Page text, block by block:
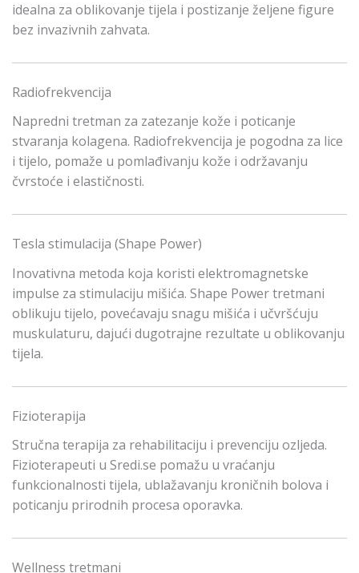
idealna za oblikovanje tijela i postizanje željene figure
bez invazivnih zahvata.
Radiofrekvencija
Napredni tretman za zatezanje kože i poticanje
stvaranja kolagena. Radiofrekvencija je pogodna za lice
i tijelo, pomaže u pomlađivanju kože i održavanju
čvrstoće i elastičnosti.
Tesla stimulacija (Shape Power)
Inovativna metoda koja koristi elektromagnetske
impulse za stimulaciju mišića. Shape Power tretmani
oblikuju tijelo, povećavaju snagu mišića i učvršćuju
muskulaturu, dajući dugotrajne rezultate u oblikovanju
tijela.
Fizioterapija
Stručna terapija za rehabilitaciju i prevenciju ozljeda.
Fizioterapeuti u Sredi.se pomažu u vraćanju
funkcionalnosti tijela, ublažavanju kroničnih bolova i
poticanju prirodnih procesa oporavka.
Wellness tretmani